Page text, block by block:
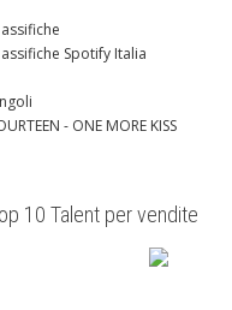
Spotify Italia
- ONE MORE KISS
10 Talent per vendite